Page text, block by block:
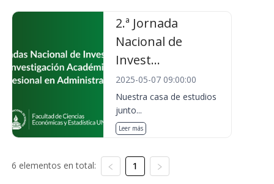
2.ª Jornada
Nacional de
Invest...
2025-05-07 09:00:00
Nuestra casa de estudios
junto...
Leer más
6 elementos en total: 1